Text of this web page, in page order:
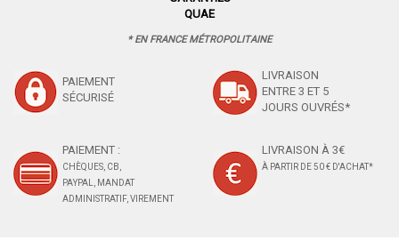
QUAE
* EN FRANCE MÉTROPOLITAINE
PAIEMENT
SÉCURISÉ
LIVRAISON
ENTRE 3 ET 5
JOURS OUVRÉS*
PAIEMENT :
CHÈQUES, CB,
PAYPAL, MANDAT
ADMINISTRATIF, VIREMENT
LIVRAISON À 3€
À PARTIR DE 50 € D'ACHAT*